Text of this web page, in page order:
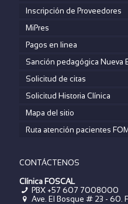
Inscripción de Proveedores
MiPres
Pagos en linea
Sanción pedagógica Nueva
Solicitud de citas
Solicitud Historia Clínica
Mapa del sitio
Ruta atención pacientes
CONTÁCTENOS
Clínica FOSCAL
PBX +57 607 7008000
Ave. El Bosque # 23 - 60.